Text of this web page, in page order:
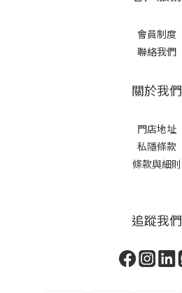
會員制度
聯絡我們
關於我們
門店地址
私隱條款
條款與細則
追蹤我們